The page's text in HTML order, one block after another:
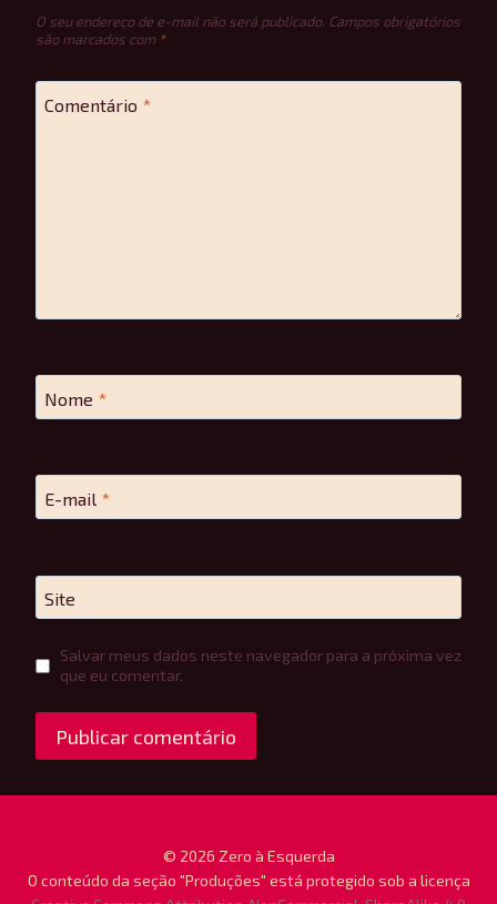
O seu endereço de e-mail não será publicado. Campos obrigatórios
são marcados com *
Comentário *
Nome *
E-mail *
Site
Salvar meus dados neste navegador para a próxima vez
que eu comentar.
© 2026 Zero à Esquerda
O conteúdo da seção "Produções" está protegido sob a licença